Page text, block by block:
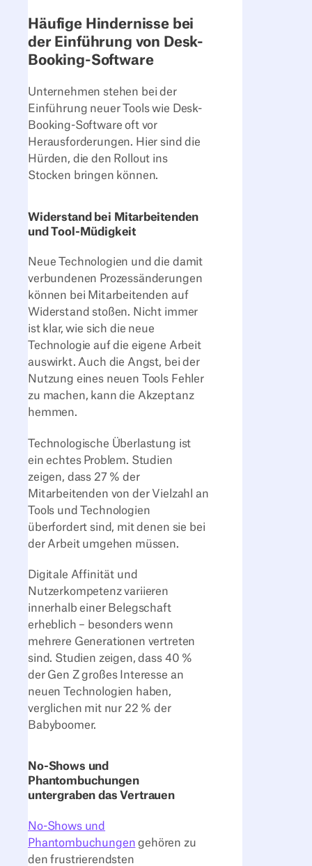
Häufige Hindernisse bei
der Einführung von Desk-
Booking-Software
Unternehmen stehen bei der
Einführung neuer Tools wie Desk-
Booking-Software oft vor
Herausforderungen. Hier sind die
Hürden, die den Rollout ins
Stocken bringen können.
Widerstand bei Mitarbeitenden
und Tool-Müdigkeit
Neue Technologien und die damit
verbundenen Prozessänderungen
können bei Mitarbeitenden auf
Widerstand stoßen. Nicht immer
ist klar, wie sich die neue
Technologie auf die eigene Arbeit
auswirkt. Auch die Angst, bei der
Nutzung eines neuen Tools Fehler
zu machen, kann die Akzeptanz
hemmen.
Technologische Überlastung ist
ein echtes Problem. Studien
zeigen, dass 27 % der
Mitarbeitenden von der Vielzahl an
Tools und Technologien
überfordert sind, mit denen sie bei
der Arbeit umgehen müssen.
Digitale Affinität und
Nutzerkompetenz variieren
innerhalb einer Belegschaft
erheblich – besonders wenn
mehrere Generationen vertreten
sind. Studien zeigen, dass 40 %
der Gen Z großes Interesse an
neuen Technologien haben,
verglichen mit nur 22 % der
Babyboomer.
No-Shows und
Phantombuchungen
untergraben das Vertrauen
No-Shows und
Phantombuchungen gehören zu
den frustrierendsten